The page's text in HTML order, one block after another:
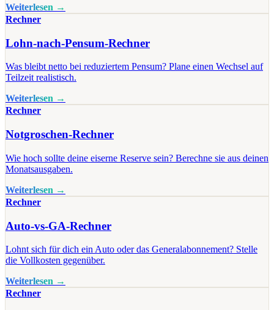
Weiterlesen →
Rechner
Lohn-nach-Pensum-Rechner
Was bleibt netto bei reduziertem Pensum? Plane einen Wechsel auf
Teilzeit realistisch.
Weiterlesen →
Rechner
Notgroschen-Rechner
Wie hoch sollte deine eiserne Reserve sein? Berechne sie aus deinen
Monatsausgaben.
Weiterlesen →
Rechner
Auto-vs-GA-Rechner
Lohnt sich für dich ein Auto oder das Generalabonnement? Stelle
die Vollkosten gegenüber.
Weiterlesen →
Rechner